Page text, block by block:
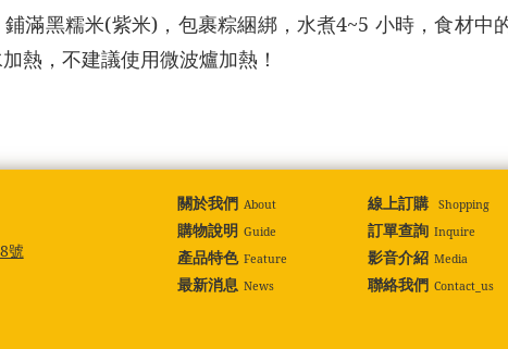
滿黑糯米(紫米)，包裹粽綑綁，水煮4~5 小時，食材
熱，不建議使用微波爐加熱！
號
關於我們 About 線上訂購 Shopping
購物說明 Guide 訂單查詢 Inquire
產品特色 Feature 影音介紹 Media
最新消息 News 聯絡我們 Contact_us